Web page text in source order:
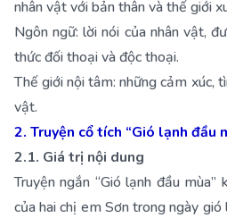
nhân vật với bản thân và thế giới
Ngôn ngữ: lời nói của nhân vật,
thức đối thoại và độc thoại.
Thế giới nội tâm: những cảm xúc,
vật.
2. Truyện cổ tích “Gió lạnh đầu
2.1. Giá trị nội dung
Truyện ngắn “Gió lạnh đầu
của hai chị em Sơn trong ngày